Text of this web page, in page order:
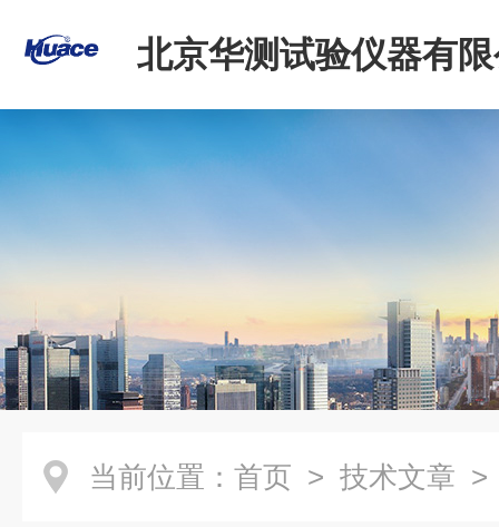
北京华测试验仪器有
当前位置： 首页 > 技术文章 >